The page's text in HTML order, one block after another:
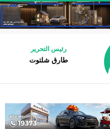
رئيس التحرير
طارق شلتوت